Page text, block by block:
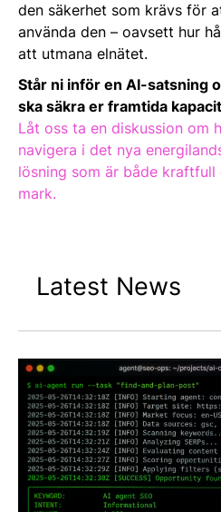
den säkerhet som krävs för
använda den – oavsett hur
att utmana elnätet.
Står ni inför en AI-satsning
ska säkra er framtida
Låt oss ta en diskussion om
navigera i det nya
lösning som är både kraftfull
mark.
Latest News